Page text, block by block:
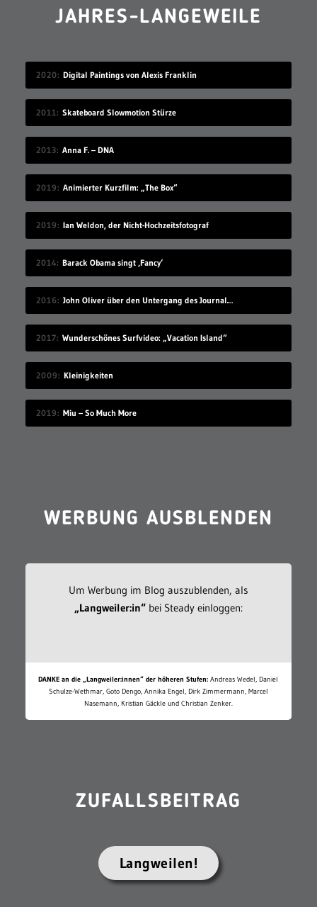
JAHRES-LANGEWEILE
2020 Digital Paintings von Alexis Franklin
2011 Skateboard Slowmotion Stürze
2013 Anna F. – DNA
2019 Animierter Kurzfilm: „The Box“
2019 Ian Weldon, der Nicht-Hochzeitsfotograf
2014 Barack Obama singt ‚Fancy‘
2016 John Oliver über den Untergang des Journalismus
2017 Wunderschönes Surfvideo: „Vacation Island“
2009 Kleinigkeiten
2019 Miu – So Much More
WERBUNG AUSBLENDEN
Um Werbung im Blog auszublenden, als
„Langweiler:in“bei Steady einloggen:
DANKE an die „Langweiler:innen“ der höheren Stufen: Andreas Wedel, Daniel
Schulze-Wethmar, Goto Dengo, Annika Engel, Dirk Zimmermann, Marcel
Nasemann, Kristian Gäckle und Christian Zenker.
ZUFALLSBEITRAG
Langweilen!